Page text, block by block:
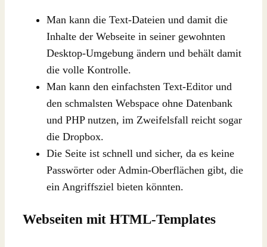
Man kann die Text-Dateien und damit die
Inhalte der Webseite in seiner gewohnten
Desktop-Umgebung ändern und behält damit
die volle Kontrolle.
Man kann den einfachsten Text-Editor und
den schmalsten Webspace ohne Datenbank
und PHP nutzen, im Zweifelsfall reicht sogar
die Dropbox.
Die Seite ist schnell und sicher, da es keine
Passwörter oder Admin-Oberflächen gibt, die
ein Angriffsziel bieten könnten.
Webseiten mit HTML-Templates